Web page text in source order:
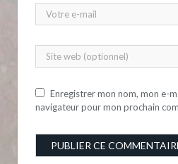
Enregistrer mon nom, mon e-
navigateur pour mon prochain